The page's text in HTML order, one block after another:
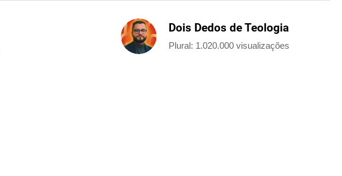
Dois Dedos de Teologia
Plural: 1.020.000 visualizações